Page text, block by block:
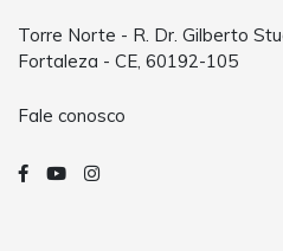
Torre Norte - R. Dr. Gilberto
Fortaleza - CE, 60192-105
Fale conosco